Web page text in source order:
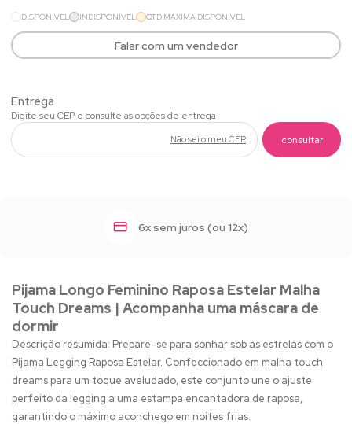
DISPONÍVEL INDISPONÍVEL QTD MÁXIMA DISPONÍVEL
Falar com um vendedor
Não sei o meu CEP
6x sem juros (ou 12x)
Pijama Longo Feminino Raposa Estelar Malha
Touch Dreams | Acompanha uma máscara de
dormir
Descrição resumida: Prepare-se para sonhar sob as estrelas com o
Pijama Legging Raposa Estelar. Confeccionado em malha touch
dreams para um toque aveludado, este conjunto une o ajuste
perfeito da legging a uma estampa encantadora de raposa,
garantindo o máximo aconchego em noites frias.